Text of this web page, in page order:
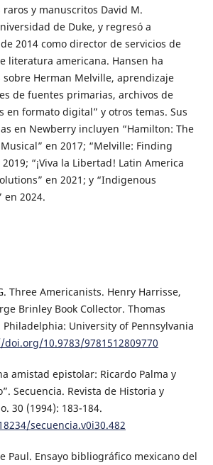
y manuscritos David M.
de Duke, y regresó a
2014 como director de servicios de
literatura americana. Hansen ha
Herman Melville, aprendizaje
de fuentes primarias, archivos de
en formato digital” y otros temas. Sus
en Newberry incluyen “Hamilton: The
en 2017; “Melville: Finding
“¡Viva la Libertad! Latin America
en 2021; y “Indigenous
en 2024.
Three Americanists. Henry Harrisse,
Brinley Book Collector. Thomas
University of Pennsylvania
10.9783/9781512809770
amistad epistolar: Ricardo Palma y
Secuencia. Revista de Historia y
30 (1994): 183-184.
secuencia.v0i30.482
Paul. Ensayo bibliográfico mexicano del